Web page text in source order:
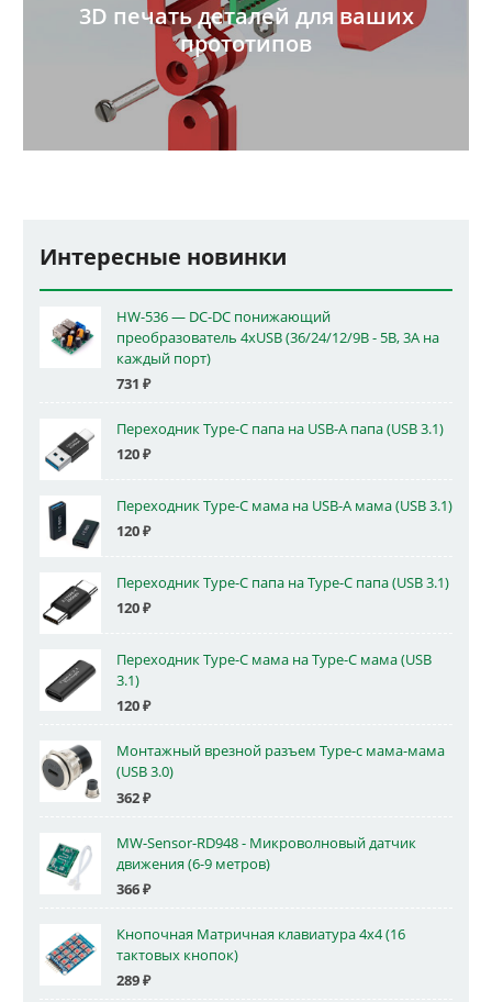
3D печать деталей для ваших
прототипов
Интересные новинки
HW-536 — DC-DC понижающий
преобразователь 4xUSB (36/24/12/9В - 5В, 3А на
каждый порт)
731 ₽
Переходник Type-C папа на USB-A папа (USB 3.1)
120₽
Переходник Type-C мама на USB-A мама (USB 3.1)
120₽
Переходник Type-C папа на Type-C папа (USB 3.1)
120₽
Переходник Type-C мама на Type-C мама (USB
3.1)
120₽
Монтажный врезной разъем Type-c мама-мама
(USB 3.0)
362₽
MW-Sensor-RD948 - Микроволновый датчик
движения (6-9 метров)
366₽
Кнопочная Матричная клавиатура 4x4 (16
тактовых кнопок)
289₽